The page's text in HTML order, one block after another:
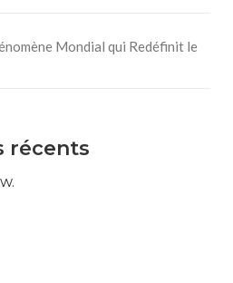
Mondial qui Redéfinit le
récents